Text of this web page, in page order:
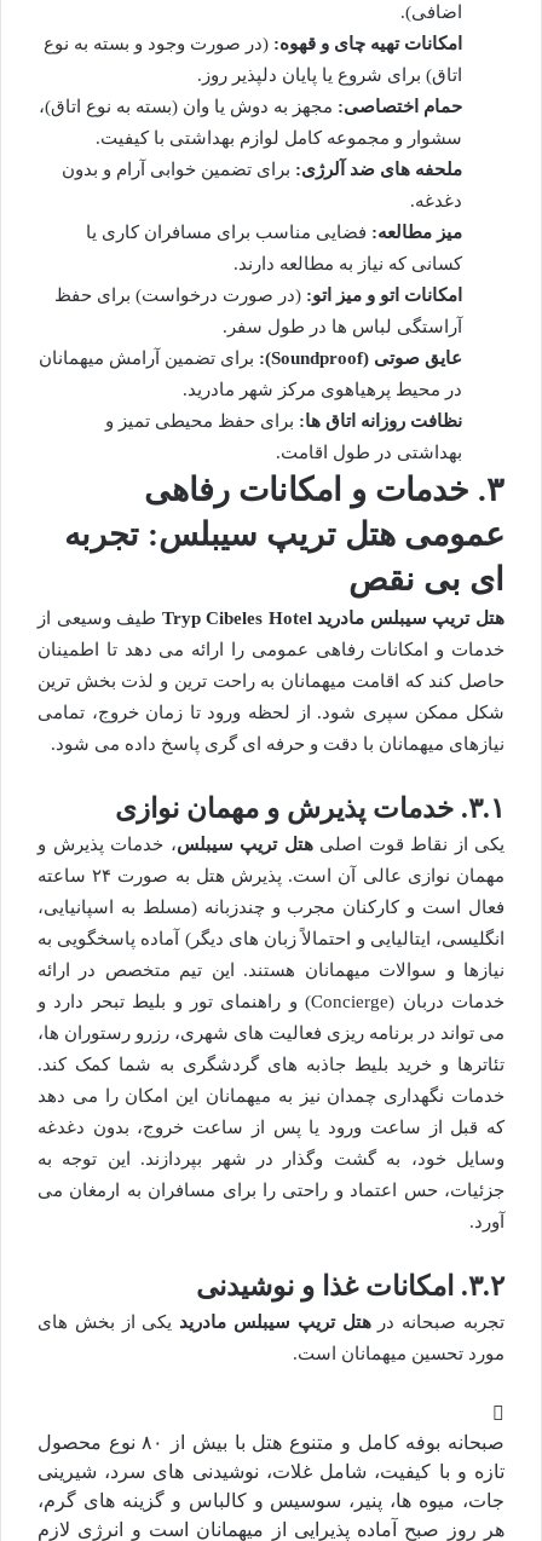
اضافی).
امکانات تهیه چای و قهوه: (در صورت وجود و بسته به نوع
اتاق) برای شروع یا پایان دلپذیر روز.
حمام اختصاصی: مجهز به دوش یا وان (بسته به نوع اتاق)،
سشوار و مجموعه کامل لوازم بهداشتی با کیفیت.
ملحفه های ضد آلرژی: برای تضمین خوابی آرام و بدون
دغدغه.
میز مطالعه: فضایی مناسب برای مسافران کاری یا
کسانی که نیاز به مطالعه دارند.
امکانات اتو و میز اتو: (در صورت درخواست) برای حفظ
آراستگی لباس ها در طول سفر.
عایق صوتی (Soundproof):
برای تضمین آرامش میهمانان
در محیط پرهیاهوی مرکز شهر مادرید.
نظافت روزانه اتاق ها: برای حفظ محیطی تمیز و
بهداشتی در طول اقامت.
۳. خدمات و امکانات رفاهی
عمومی هتل تریپ سیبلس: تجربه
ای بی نقص
هتل تریپ سیبلس مادرید Tryp Cibeles Hotel
طیف وسیعی از
خدمات و امکانات رفاهی عمومی را ارائه می دهد تا اطمینان
حاصل کند که اقامت میهمانان به راحت ترین و لذت بخش ترین
شکل ممکن سپری شود. از لحظه ورود تا زمان خروج، تمامی
نیازهای میهمانان با دقت و حرفه ای گری پاسخ داده می شود.
۳.۱. خدمات پذیرش و مهمان نوازی
یکی از نقاط قوت اصلیهتل تریپ سیبلس، خدمات پذیرش و
مهمان نوازی عالی آن است. پذیرش هتل به صورت ۲۴ ساعته
فعال است و کارکنان مجرب و چندزبانه (مسلط به اسپانیایی،
انگلیسی، ایتالیایی و احتمالاً زبان های دیگر) آماده پاسخگویی به
نیازها و سوالات میهمانان هستند. این تیم متخصص در ارائه
خدمات دربان (Concierge) و راهنمای تور و بلیط تبحر دارد و
می تواند در برنامه ریزی فعالیت های شهری، رزرو رستوران ها،
تئاترها و خرید بلیط جاذبه های گردشگری به شما کمک کند.
خدمات نگهداری چمدان نیز به میهمانان این امکان را می دهد
که قبل از ساعت ورود یا پس از ساعت خروج، بدون دغدغه
وسایل خود، به گشت وگذار در شهر بپردازند. این توجه به
جزئیات، حس اعتماد و راحتی را برای مسافران به ارمغان می
آورد.
۳.۲. امکانات غذا و نوشیدنی
تجربه صبحانه درهتل تریپ سیبلس مادرید یکی از بخش های
مورد تحسین میهمانان است.
صبحانه بوفه کامل و متنوع هتل با بیش از ۸۰ نوع محصول
تازه و با کیفیت، شامل غلات، نوشیدنی های سرد، شیرینی
جات، میوه ها، پنیر، سوسیس و کالباس و گزینه های گرم،
هر روز صبح آماده پذیرایی از میهمانان است و انرژی لازم